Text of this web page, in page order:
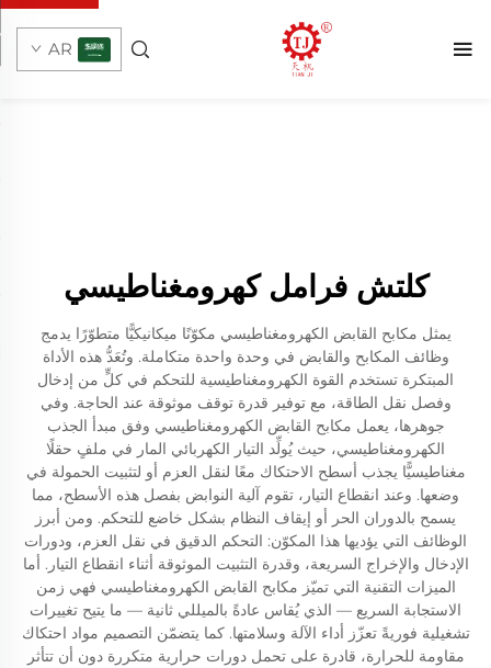
AR
كلتش فرامل كهرومغناطيسي
يمثل مكابح القابض الكهرومغناطيسي مكوّنًا ميكانيكيًّا متطوّرًا يدمج
وظائف المكابح والقابض في وحدة واحدة متكاملة. وتُعَدُّ هذه الأداة
المبتكرة تستخدم القوة الكهرومغناطيسية للتحكم في كلٍّ من إدخال
وفصل نقل الطاقة، مع توفير قدرة توقف موثوقة عند الحاجة. وفي
جوهرها، يعمل مكابح القابض الكهرومغناطيسي وفق مبدأ الجذب
الكهرومغناطيسي، حيث يُولِّد التيار الكهربائي المار في ملفٍ حقلًا
مغناطيسيًّا يجذب أسطح الاحتكاك معًا لنقل العزم أو لتثبيت الحمولة في
وضعها. وعند انقطاع التيار، تقوم آلية النوابض بفصل هذه الأسطح، مما
يسمح بالدوران الحر أو إيقاف النظام بشكل خاضع للتحكم. ومن أبرز
الوظائف التي يؤديها هذا المكوّن: التحكم الدقيق في نقل العزم، ودورات
الإدخال والإخراج السريعة، وقدرة التثبيت الموثوقة أثناء انقطاع التيار. أما
الميزات التقنية التي تميّز مكابح القابض الكهرومغناطيسي فهي زمن
الاستجابة السريع — الذي يُقاس عادةً بالميللي ثانية — ما يتيح تغييرات
تشغيلية فوريةً تعزّز أداء الآلة وسلامتها. كما يتضمّن التصميم مواد احتكاك
مقاومة للحرارة، قادرة على تحمل دورات حرارية متكررة دون أن تتأثر